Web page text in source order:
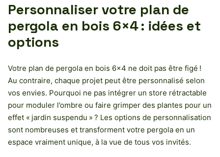
Personnaliser votre plan de
pergola en bois 6×4 : idées et
options
Votre plan de pergola en bois 6×4 ne doit pas être figé !
Au contraire, chaque projet peut être personnalisé selon
vos envies. Pourquoi ne pas intégrer un store rétractable
pour moduler l’ombre ou faire grimper des plantes pour un
effet « jardin suspendu » ? Les options de personnalisation
sont nombreuses et transforment votre pergola en un
espace vraiment unique, à la vue de tous vos invités.